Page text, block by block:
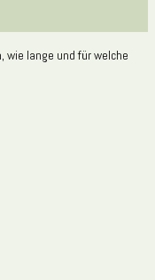
wie lange und für welche